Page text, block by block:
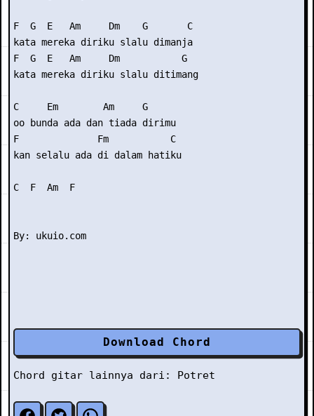
F  G  E   Am     Dm    G       C
kata mereka diriku slalu dimanja
F  G  E   Am     Dm           G
kata mereka diriku slalu ditimang
C     Em        Am     G
oo bunda ada dan tiada dirimu
F              Fm           C
kan selalu ada di dalam hatiku
C  F  Am  F
Download Chord
Chord gitar lainnya dari: Potret